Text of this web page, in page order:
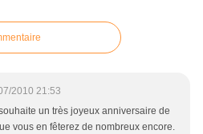
2010 21:53
un très joyeux anniversaire de
vous en fêterez de nombreux encore.